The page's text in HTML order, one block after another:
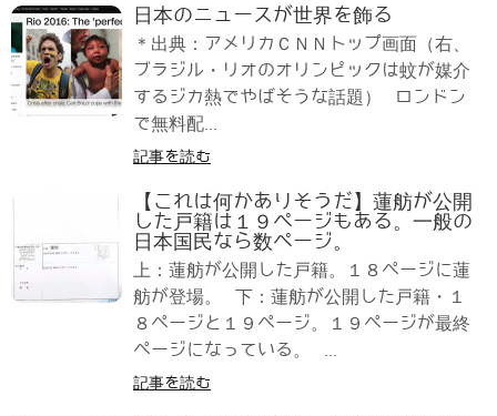
日本のニュースが世界を飾る
＊出典：アメリカＣＮＮトップ画面（右、
ブラジル・リオのオリンピックは蚊が媒介
するジカ熱でやばそうな話題） ロンドン
で無料配...
記事を読む
【これは何かありそうだ】蓮舫が公開
した戸籍は１９ページもある。一般の
日本国民なら数ページ。
上：蓮舫が公開した戸籍。１８ページに蓮
舫が登場。 下：蓮舫が公開した戸籍・１
８ページと１９ページ。１９ページが最終
ページになっている。 ...
記事を読む